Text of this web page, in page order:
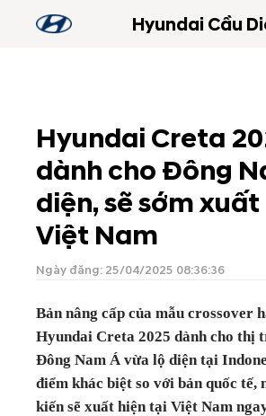
Hyundai Cầu
Hyundai Creta
dành cho Đông
diện, sẽ sớm
Việt Nam
Ngày đăng: 25/04/2025 08:36:36
Bản nâng cấp của mẫu crossover
Hyundai Creta 2025 dành cho thị
Đông Nam Á vừa lộ diện tại
điểm khác biệt so với bản quốc tế,
kiến sẽ xuất hiện tại Việt Nam